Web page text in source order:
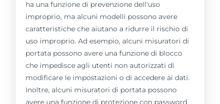
ha una funzione di prevenzione dell'uso
improprio, ma alcuni modelli possono avere
caratteristiche che aiutano a ridurre il rischio di
uso improprio. Ad esempio, alcuni misuratori di
portata possono avere una funzione di blocco
che impedisce agli utenti non autorizzati di
modificare le impostazioni o di accedere ai dati.
Inoltre, alcuni misuratori di portata possono
avere una funzione di protezione con password